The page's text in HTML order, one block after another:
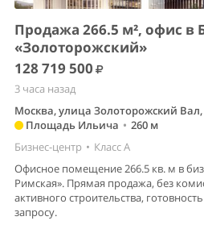
Продажа 266.5 м², офис в
«Золоторожский»
128 719 500
3 часа назад
Москва, улица Золоторожский Вал,
Площадь Ильича • 260 м
Бизнес-центр • Класс A
Офисное помещение 266.5 кв. м в
Римская». Прямая продажа, без
активного строительства,
запросу.